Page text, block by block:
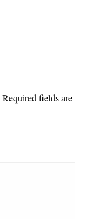
Required fields are